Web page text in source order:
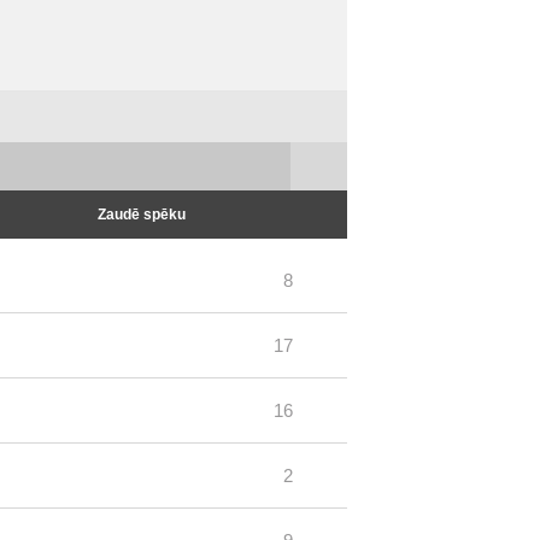
Zaudē spēku
8
17
16
2